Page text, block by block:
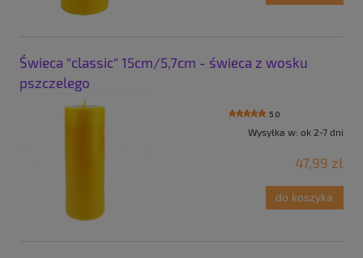
Świeca "classic" 15cm/5,7cm - świeca z wosku
pszczelego
5.0
Wysyłka w: ok 2-7 dni
47,99 zł
do koszyka